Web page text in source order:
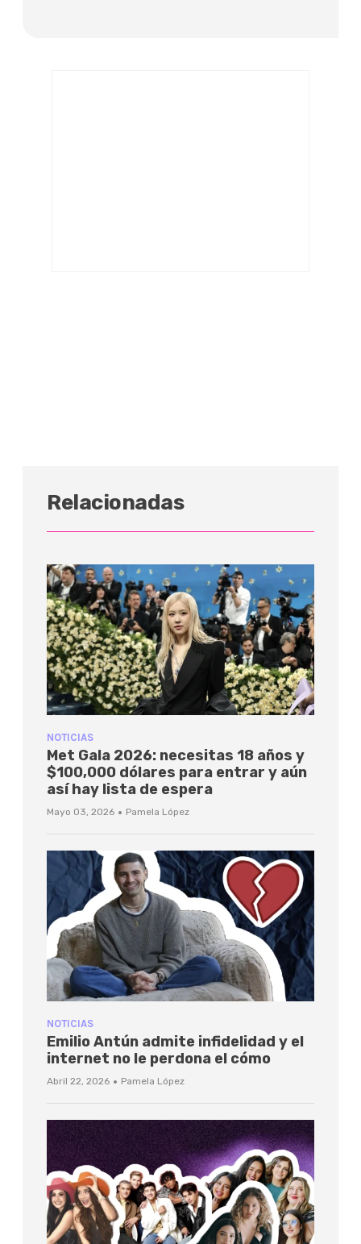
Relacionadas
NOTICIAS
Met Gala 2026: necesitas 18 años y
$100,000 dólares para entrar y aún
así hay lista de espera
Mayo 03, 2026 · Pamela López
NOTICIAS
Emilio Antún admite infidelidad y el
internet no le perdona el cómo
Abril 22, 2026 · Pamela López